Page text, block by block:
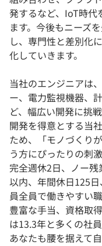
発するなど、IoT時代
ます。今後もニーズ
し、専門性と差別化
化していきます。
当社のエンジニアは
ー、電力監視機器、
ど、幅広い開発に挑
開発を得意とする当
ため、「モノづくり
う方にぴったりの刺
完全週休2日、ノー
以内、年間休日125
員全員で働きやすい
豊富な手当、資格取
は13.3年と多くの社
あなたも腰を据えて